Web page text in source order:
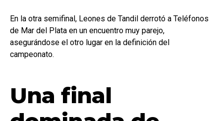
En la otra semifinal, Leones de Tandil derrotó a Teléfonos
de Mar del Plata en un encuentro muy parejo,
asegurándose el otro lugar en la definición del
campeonato.
Una final